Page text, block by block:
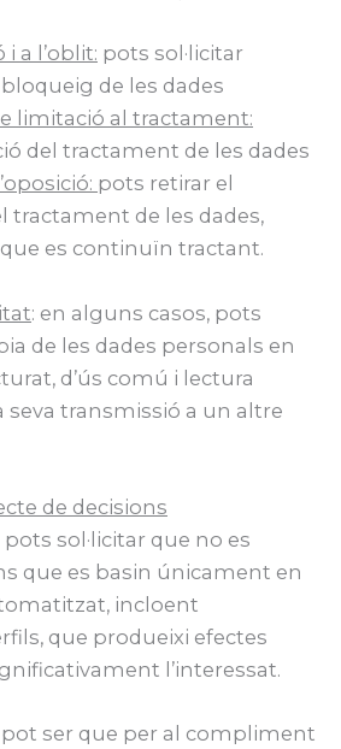
a l’oblit: pots sol·licitar
bloqueig de les dades
limitació al tractament:
del tractament de les dades
pots retirar el
tractament de les dades,
es continuïn tractant.
: en alguns casos, pots
de les dades personals en
d’ús comú i lectura
seva transmissió a un altre
de decisions
pots sol·licitar que no es
que es basin únicament en
incloent
que produeixi efectes
l’interessat.
pot ser que per al compliment